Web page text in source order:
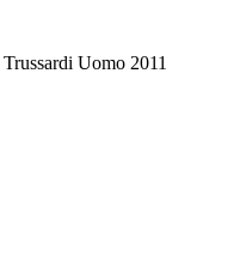
Trussardi Uomo 2011